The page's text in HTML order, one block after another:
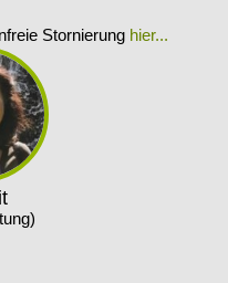
Stornierung hier...